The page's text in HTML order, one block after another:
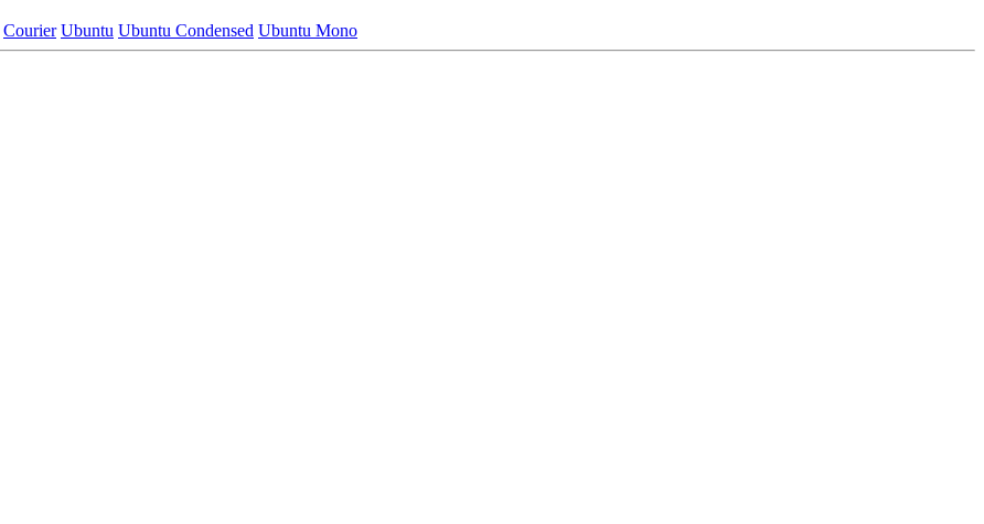
Courier Ubuntu Ubuntu Condensed Ubuntu Mono